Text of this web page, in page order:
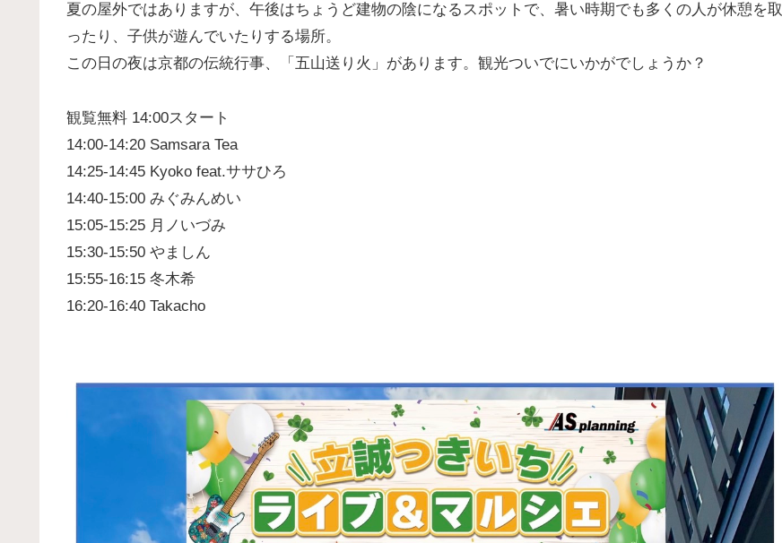
夏の屋外ではありますが、午後はちょうど建物の陰になるスポットで、暑い時期でも多くの人が休憩を取
ったり、子供が遊んでいたりする場所。
この日の夜は京都の伝統行事、「五山送り火」があります。観光ついでにいかがでしょうか？
観覧無料 14:00スタート
14:00-14:20 Samsara Tea
14:25-14:45 Kyoko feat.ササひろ
14:40-15:00 みぐみんめい
15:05-15:25 月ノいづみ
15:30-15:50 やましん
15:55-16:15 冬木希
16:20-16:40 Takacho